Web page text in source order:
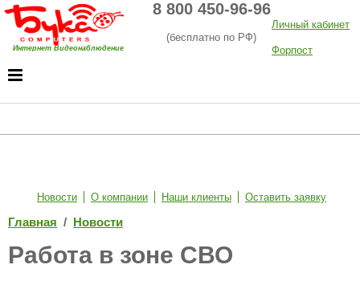
Интернет Видеонаблюдение
8 800 450-96-96
(бесплатно по РФ)
Личный кабинет
Форпост
Новости О компании Наши клиенты Оставить заявку
Главная / Новости
Работа в зоне СВО